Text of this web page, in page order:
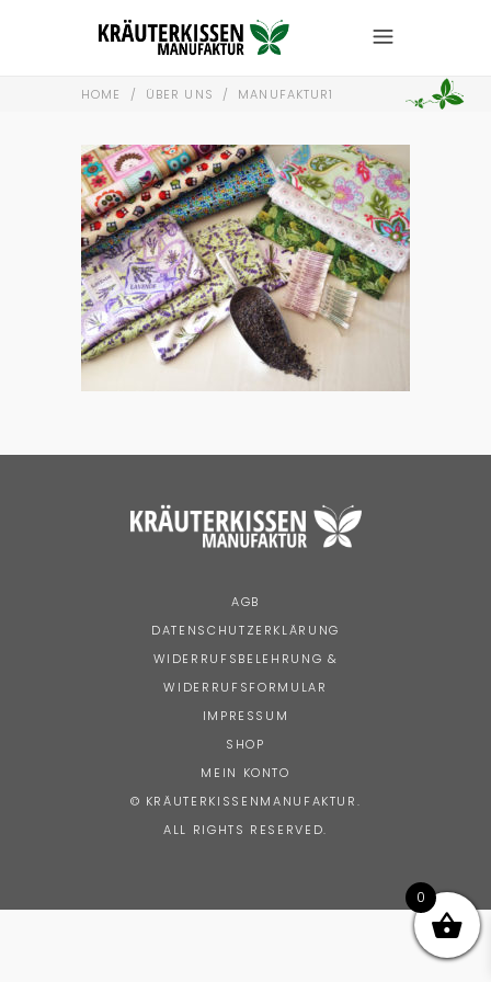
HOME / ÜBER UNS / MANUFAKTUR1
AGB
DATENSCHUTZERKLÄRUNG
WIDERRUFSBELEHRUNG &
WIDERRUFSFORMULAR
IMPRESSUM
SHOP
MEIN KONTO
© KRÄUTERKISSENMANUFAKTUR.
ALL RIGHTS RESERVED.
0